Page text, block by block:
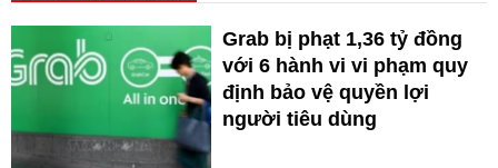
Grab bị phạt 1,36 tỷ đồng
với 6 hành vi vi phạm quy
định bảo vệ quyền lợi
người tiêu dùng